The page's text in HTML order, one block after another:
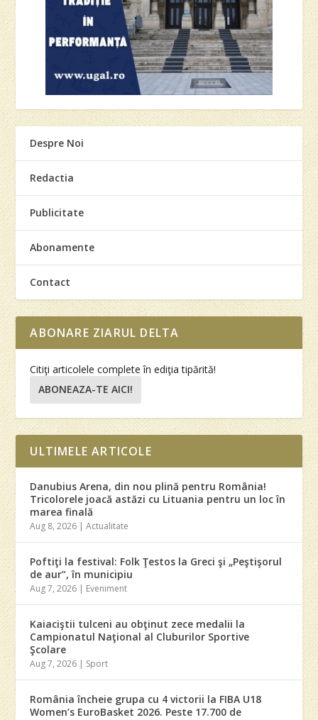
Despre Noi
Redactia
Publicitate
Abonamente
Contact
ABONARE ZIARUL DELTA
Citiţi articolele complete în ediţia tipărită!
ABONEAZA-TE AICI!
ULTIMELE ARTICOLE
Danubius Arena, din nou plină pentru România!
Tricolorele joacă astăzi cu Lituania pentru un loc în
marea finală
Aug 8, 2026 |Actualitate
Poftiţi la festival: Folk Ţestos la Greci şi „Peştişorul
de aur”, în municipiu
Aug 7, 2026 | Eveniment
Kaiaciştii tulceni au obţinut zece medalii la
Campionatul Naţional al Cluburilor Sportive
Şcolare
Aug 7, 2026 | Sport
România încheie grupa cu 4 victorii la FIBA U18
Women’s EuroBasket 2026. Peste 17.700 de